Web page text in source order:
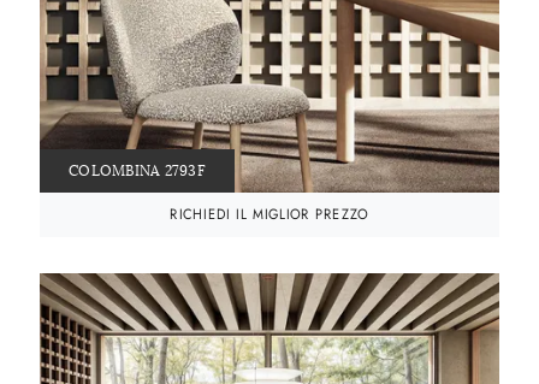
COLOMBINA 2793F
RICHIEDI IL MIGLIOR PREZZO